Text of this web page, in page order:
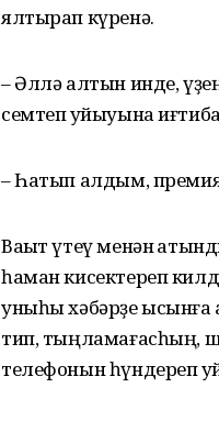
ялтырап күренә.
– Әллә алтын инде,
семтеп ҡуйыуына
– Һатып алдым, премия
Ваҡыт үтеү менән
һаман кисектереп
уныһы хәбәрҙе ысынға
тип, тыңламағасһың,
телефонын һүндереп